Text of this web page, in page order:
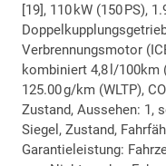
[19], 110 kW (150 PS),
Verbrennungsmotor
kombiniert 4,8 l/100km
125.00 g/km (WLTP),
Zustand, Aussehen: 1,
Siegel, Zustand,
Garantieleistung: